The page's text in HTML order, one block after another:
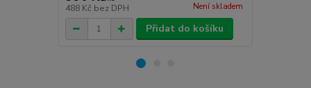
488 Kč bez DPH Není skladem
Přidat do košíku